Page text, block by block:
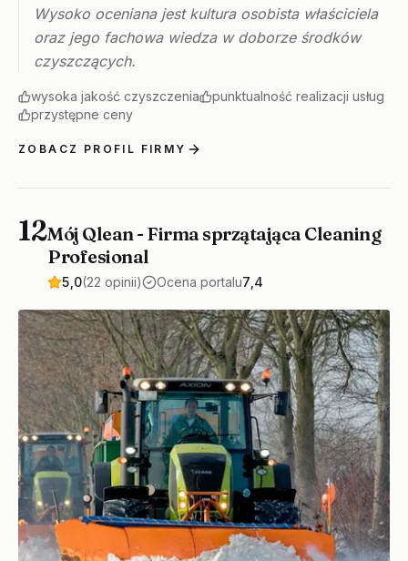
Wysoko oceniana jest kultura osobista właściciela
oraz jego fachowa wiedza w doborze środków
czyszczących.
wysoka jakość czyszczenia
punktualność realizacji usług
przystępne ceny
ZOBACZ PROFIL FIRMY
12Mój Qlean - Firma sprzątająca Cleaning
Profesional
5,0(22 opinii) Ocena portalu7,4